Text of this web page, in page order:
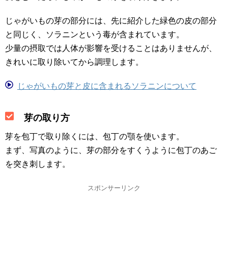
じゃがいもの芽の部分には、先に紹介した緑色の皮の部分
と同じく、ソラニンという毒が含まれています。
少量の摂取では人体が影響を受けることはありませんが、
きれいに取り除いてから調理します。
じゃがいもの芽と皮に含まれるソラニンについて
芽の取り方
芽を包丁で取り除くには、包丁の顎を使います。
まず、写真のように、芽の部分をすくうように包丁のあご
を突き刺します。
スポンサーリンク